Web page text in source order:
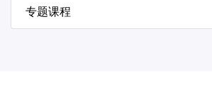
专题课程